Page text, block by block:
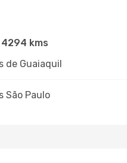
4294 kms
de Guaiaquil
São Paulo